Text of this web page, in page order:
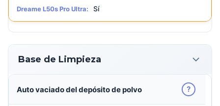
Dreame L50s Pro Ultra: Sí
Base de Limpieza
Auto vaciado del depósito de polvo ?